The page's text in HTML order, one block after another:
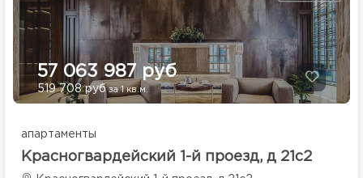
57 063 987 руб
519 708 рубза 1 кв.м.
апартаменты
Красногвардейский 1-й проезд, д 21с2